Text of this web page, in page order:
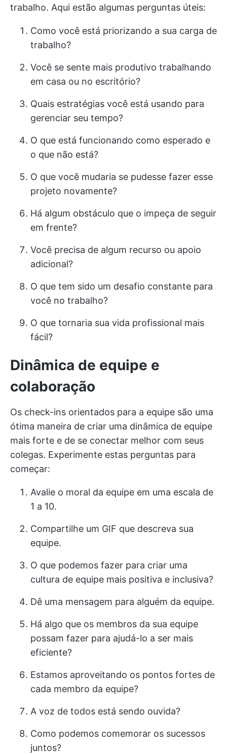
trabalho. Aqui estão algumas perguntas úteis:
Como você está priorizando a sua carga de
trabalho?
Você se sente mais produtivo trabalhando
em casa ou no escritório?
Quais estratégias você está usando para
gerenciar seu tempo?
O que está funcionando como esperado e
o que não está?
O que você mudaria se pudesse fazer esse
projeto novamente?
Há algum obstáculo que o impeça de seguir
em frente?
Você precisa de algum recurso ou apoio
adicional?
O que tem sido um desafio constante para
você no trabalho?
O que tornaria sua vida profissional mais
fácil?
Dinâmica de equipe e
colaboração
Os check-ins orientados para a equipe são uma
ótima maneira de criar uma dinâmica de equipe
mais forte e de se conectar melhor com seus
colegas. Experimente estas perguntas para
começar:
Avalie o moral da equipe em uma escala de
1 a 10.
Compartilhe um GIF que descreva sua
equipe.
O que podemos fazer para criar uma
cultura de equipe mais positiva e inclusiva?
Dê uma mensagem para alguém da equipe.
Há algo que os membros da sua equipe
possam fazer para ajudá-lo a ser mais
eficiente?
Estamos aproveitando os pontos fortes de
cada membro da equipe?
A voz de todos está sendo ouvida?
Como podemos comemorar os sucessos
juntos?